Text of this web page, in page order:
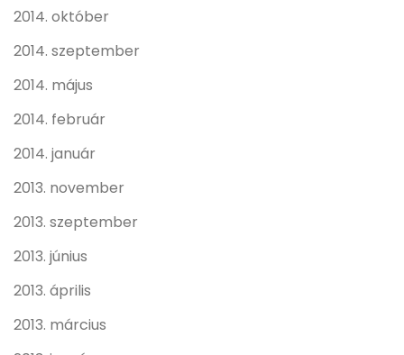
2014. október
2014. szeptember
2014. május
2014. február
2014. január
2013. november
2013. szeptember
2013. június
2013. április
2013. március